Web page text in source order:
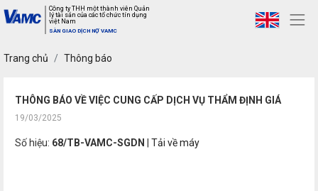
Công ty THH một thành viên Quản
lý tài sản của các tổ chức tín dụng
việt Nam
SÀN GIAO DỊCH NỢ VAMC
Trang chủ Thông báo
THÔNG BÁO VỀ VIỆC CUNG CẤP DỊCH VỤ THẨM ĐỊNH GIÁ
19/03/2025
Số hiệu: 68/TB-VAMC-SGDN Tải về máy